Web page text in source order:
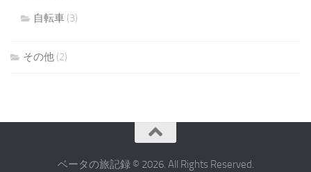
自転車 (3)
その他 (2)
ベータの旅記録 © 2026. All Rights Reserved.